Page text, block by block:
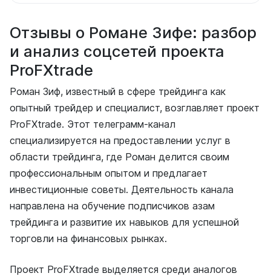
Отзывы о Романе Зифе: разбор
и анализ соцсетей проекта
ProFXtrade
Роман Зиф, известный в сфере трейдинга как
опытный трейдер и специалист, возглавляет проект
ProFXtrade. Этот телеграмм-канал
специализируется на предоставлении услуг в
области трейдинга, где Роман делится своим
профессиональным опытом и предлагает
инвестиционные советы. Деятельность канала
направлена на обучение подписчиков азам
трейдинга и развитие их навыков для успешной
торговли на финансовых рынках.
Проект ProFXtrade выделяется среди аналогов